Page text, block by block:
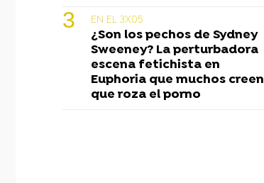
EN EL 3X05
¿Son los pechos de Sydney
Sweeney? La perturbadora
escena fetichista en
Euphoria que muchos creen
que roza el porno